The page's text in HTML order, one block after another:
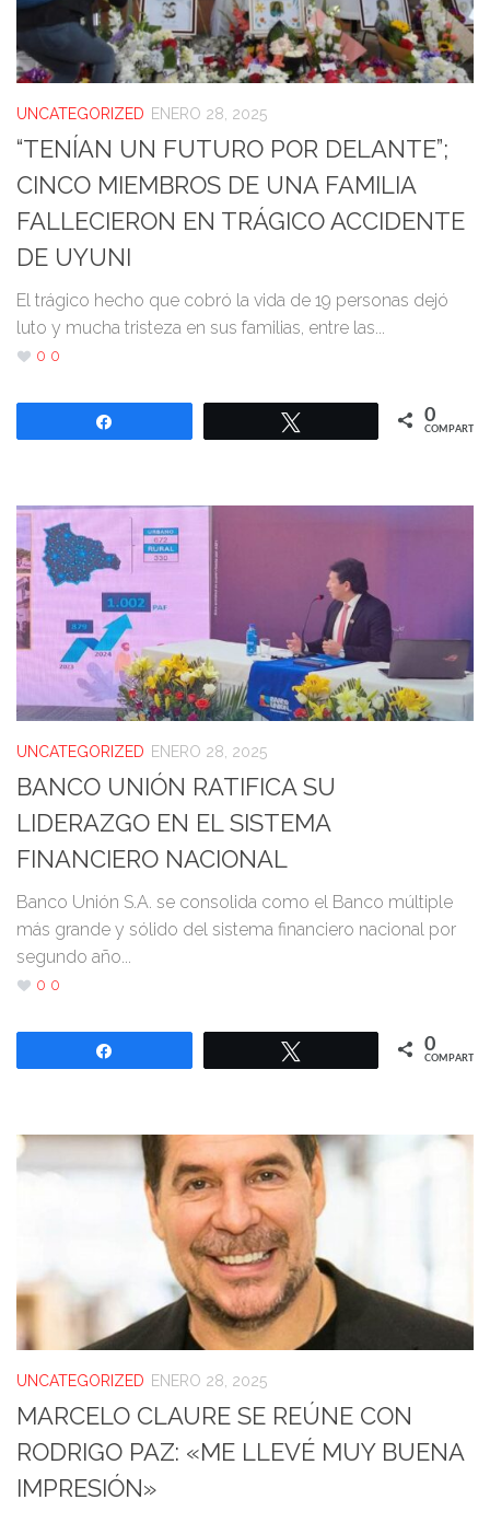
UNCATEGORIZED ENERO 28, 2025
“TENÍAN UN FUTURO POR DELANTE”;
CINCO MIEMBROS DE UNA FAMILIA
FALLECIERON EN TRÁGICO ACCIDENTE
DE UYUNI
El trágico hecho que cobró la vida de 19 personas dejó
luto y mucha tristeza en sus familias, entre las...
0 0
0
COMPARTIR
UNCATEGORIZED ENERO 28, 2025
BANCO UNIÓN RATIFICA SU
LIDERAZGO EN EL SISTEMA
FINANCIERO NACIONAL
Banco Unión S.A. se consolida como el Banco múltiple
más grande y sólido del sistema financiero nacional por
segundo año...
0 0
0
COMPARTIR
UNCATEGORIZED ENERO 28, 2025
MARCELO CLAURE SE REÚNE CON
RODRIGO PAZ: «ME LLEVÉ MUY BUENA
IMPRESIÓN»